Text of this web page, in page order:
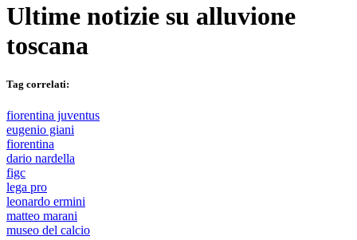
Ultime notizie su alluvione
toscana
Tag correlati:
fiorentina juventus
eugenio giani
fiorentina
dario nardella
figc
lega pro
leonardo ermini
matteo marani
museo del calcio